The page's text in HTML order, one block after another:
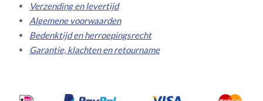
Verzending en levertijd
Algemene voorwaarden
Bedenktijd en herroepingsrecht
Garantie, klachten en retourname